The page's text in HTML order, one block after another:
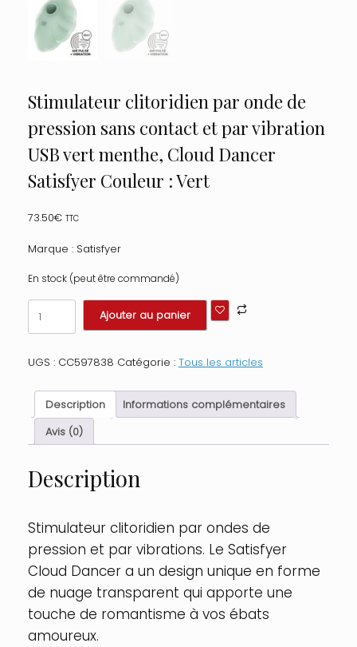
Stimulateur clitoridien par onde de
pression sans contact et par vibration
USB vert menthe, Cloud Dancer
Satisfyer Couleur : Vert
73.50€ TTC
Marque : Satisfyer
En stock (peut être commandé)
quantité
de
Stimulateur
par
de
pression
sans
contact
par
vibration
vert
menthe,
Cloud
Dancer
Satisfyer
Couleur
Ajouter au panier
UGS : CC597838 Catégorie : Tous les articles
Description
Informations complémentaires
Avis (0)
Description
Stimulateur clitoridien par ondes de
pression et par vibrations. Le Satisfyer
Cloud Dancer a un design unique en forme
de nuage transparent qui apporte une
touche de romantisme à vos ébats
amoureux.